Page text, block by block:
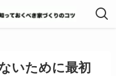
いために最初